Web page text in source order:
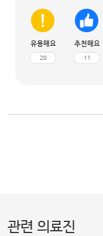
유용해요
20
추천해요
11
관련 의료진